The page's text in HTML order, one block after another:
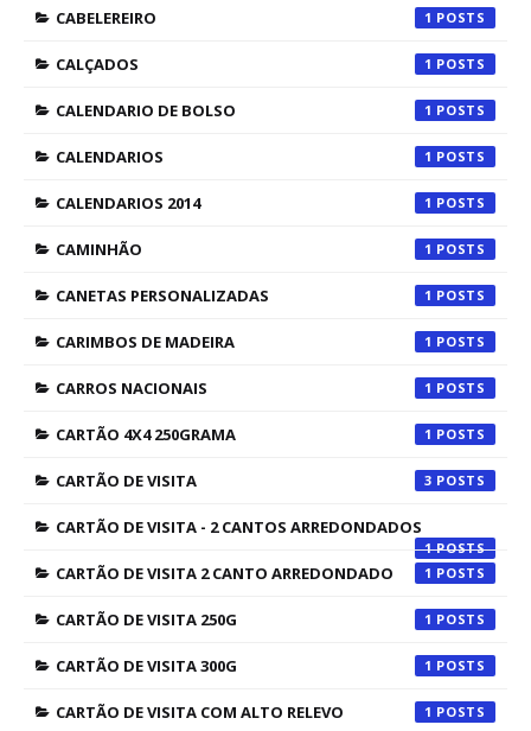
CABELEREIRO 1
CALÇADOS 1
CALENDARIO DE BOLSO 1
CALENDARIOS 1
CALENDARIOS 2014 1
CAMINHÃO 1
CANETAS PERSONALIZADAS 1
CARIMBOS DE MADEIRA 1
CARROS NACIONAIS 1
CARTÃO 4X4 250GRAMA 1
CARTÃO DE VISITA 3
CARTÃO DE VISITA - 2 CANTOS ARREDONDADOS
1
CARTÃO DE VISITA 2 CANTO ARREDONDADO 1
CARTÃO DE VISITA 250G 1
CARTÃO DE VISITA 300G 1
CARTÃO DE VISITA COM ALTO RELEVO 1